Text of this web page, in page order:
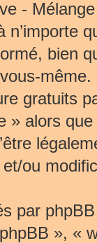
-
n’importe
bien
même.
gratuits
» alors
ou
par
», «